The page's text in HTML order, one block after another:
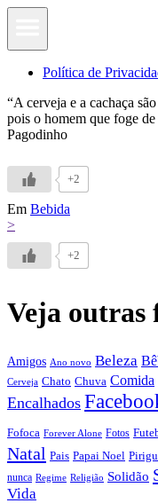
Política de
“A cerveja e a cachaça
pois o homem que foge
Pagodinho
+2
Em Bebida
>
+2
Veja outras
Amigos Ano novo Beleza
Cerveja Chato Chuva Comida
Encalhados
Fofoca Forever Alone Fotos
Natal Pais Papai Noel
nunca Regime Religião Solidão
Vida